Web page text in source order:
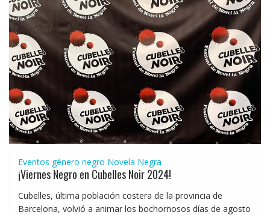
Eventos género negro Novela Negra
¡Viernes Negro en Cubelles Noir 2024!
Cubelles, última población costera de la provincia de
Barcelona, volvió a animar los bochornosos días de agosto